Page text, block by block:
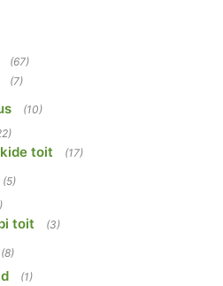
(67)
(7)
(10)
toit (17)
(5)
toit (3)
(8)
(1)